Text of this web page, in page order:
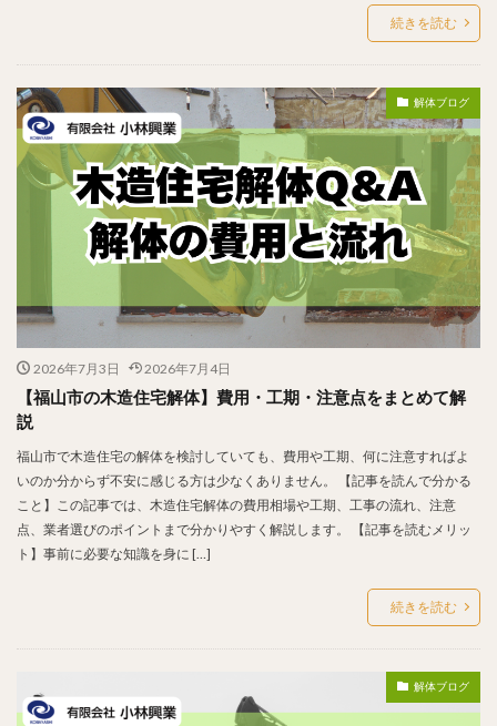
続きを読む
解体ブログ
2026年7月3日 2026年7月4日
【福山市の木造住宅解体】費用・工期・注意点をまとめて解
説
福山市で木造住宅の解体を検討していても、費用や工期、何に注意すればよ
いのか分からず不安に感じる方は少なくありません。 【記事を読んで分かる
こと】この記事では、木造住宅解体の費用相場や工期、工事の流れ、注意
点、業者選びのポイントまで分かりやすく解説します。 【記事を読むメリッ
ト】事前に必要な知識を身に […]
続きを読む
解体ブログ